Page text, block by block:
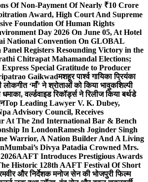
Of Non-Payment Of Nearly ₹10 Crore
Award, High Court And Supreme
Foundation Of Human Rights
Day 2026 On June 05, At Hotel
National Convention On GLOBAL
Panel Registers Resounding Victory in the
Chitrapat Mahamandal Elections;
Special Gratitude to Producer
Gaikwadमशहूर पार्श्व गायिका प्रियंका
‘माँ’ ने श्रोताओं को किया भावुकशिल्पी
वर्ल्डवाइड रिकॉर्ड्स ने रिलीज किया बर्थडे
Top Leading Lawyer V. K. Dubey,
Advisory Council, Receives
At The 2nd International Bar & Bench
In LondonRamesh Joginder Singh
Warrior, A Nation Builder And A Living
Mumbai’s Divya Patadia Crowned Mrs.
AAFT Introduces Prestigious Awards
Historic 128th AAFT Festival Of Short
और निर्देशक मनोज सेन की भोजपुरी फिल्म